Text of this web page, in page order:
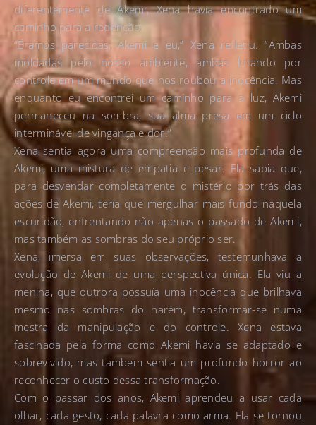
diferentemente de Akemi, Xena havia encontrado um
caminho para a redenção.
“Éramos parecidas, Akemi e eu,” Xena refletiu. “Ambas
moldadas pelo nosso ambiente, ambas lutando por
controle em um mundo que nos roubou a inocência. Mas
enquanto eu encontrei um caminho para a luz, Akemi
permaneceu na sombra, sua alma presa em um ciclo
interminável de vingança e dor.”
Xena sentia agora uma compreensão mais profunda de
Akemi, uma mistura de empatia e pesar. Ela sabia que,
para desvendar completamente o mistério por trás das
ações de Akemi, teria que mergulhar mais fundo naquela
escuridão, enfrentando não apenas o passado de Akemi,
mas também as sombras do seu próprio ser.
Xena, imersa em suas observações, testemunhava a
evolução de Akemi de uma perspectiva única. Ela viu a
menina, que outrora possuía uma inocência que brilhava
mesmo nas sombras do harém, transformar-se numa
mestra da manipulação e do controle. Xena estava
fascinada pela forma como Akemi havia se adaptado e
sobrevivido, mas também sentia um profundo horror ao
reconhecer o custo dessa transformação.
Com o passar dos anos, Akemi aprendeu a usar cada
olhar, cada gesto, cada palavra como arma. Ela se tornou